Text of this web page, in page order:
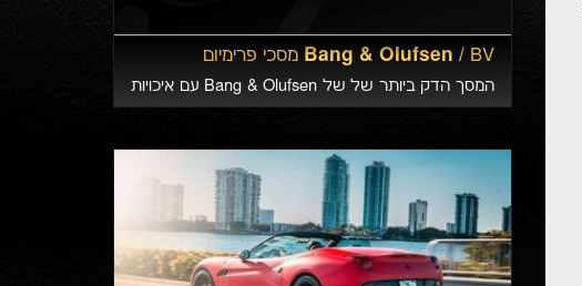
Bang & Olufsen / BV מסכי פרימיום
המסך הדק ביותר של של Bang & Olufsen עם איכויות
טכנולוגיות מהמתקדמות ביותר